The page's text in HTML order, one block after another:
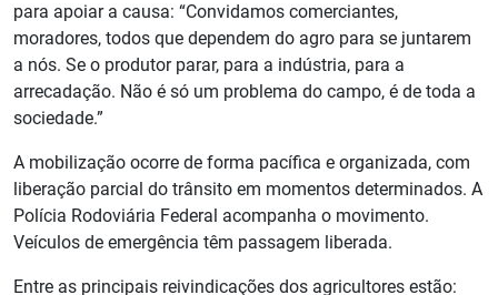
para apoiar a causa: “Convidamos comerciantes,
moradores, todos que dependem do agro para se juntarem
a nós. Se o produtor parar, para a indústria, para a
arrecadação. Não é só um problema do campo, é de toda a
sociedade.”
A mobilização ocorre de forma pacífica e organizada, com
liberação parcial do trânsito em momentos determinados. A
Polícia Rodoviária Federal acompanha o movimento.
Veículos de emergência têm passagem liberada.
Entre as principais reivindicações dos agricultores estão: